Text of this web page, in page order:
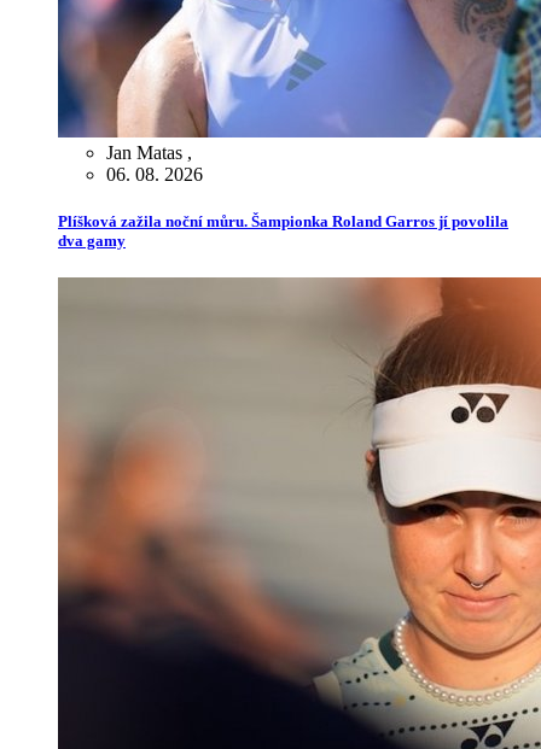
Jan Matas ,
06. 08. 2026
Plíšková zažila noční můru. Šampionka Roland Garros jí povolila
dva gamy